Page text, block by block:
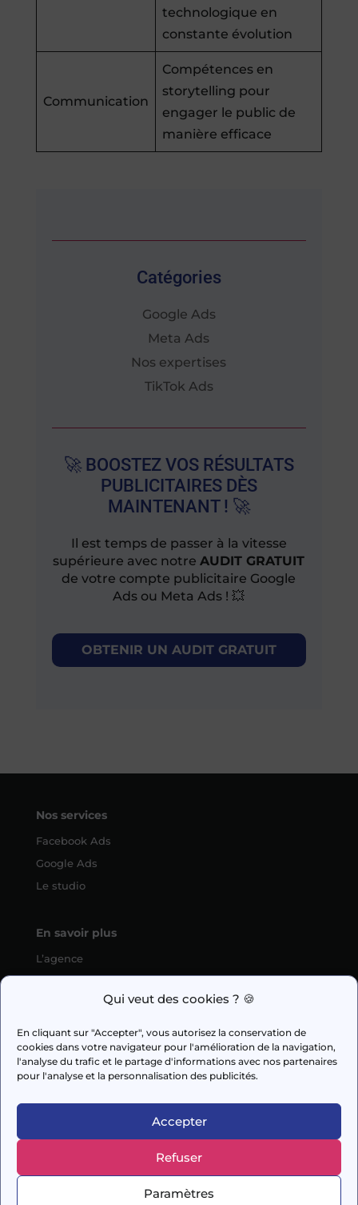
Qui veut des cookies ? 🍪
En cliquant sur "Accepter", vous autorisez la conservation de
cookies dans votre navigateur pour l'amélioration de la navigation,
l'analyse du trafic et le partage d'informations avec nos partenaires
pour l'analyse et la personnalisation des publicités.
Accepter
Refuser
Paramètres
technologique en
constante évolution
Communication
Compétences en
storytelling pour
engager le public de
manière efficace
Catégories
Google Ads
Meta Ads
Nos expertises
TikTok Ads
🚀 BOOSTEZ VOS RÉSULTATS
PUBLICITAIRES DÈS
MAINTENANT ! 🚀
Il est temps de passer à la vitesse
supérieure avec notreAUDIT GRATUIT
de votre compte publicitaire Google
Ads ou Meta Ads ! 💥
OBTENIR UN AUDIT GRATUIT
Nos services
Facebook Ads
Google Ads
Le studio
En savoir plus
L’agence
  